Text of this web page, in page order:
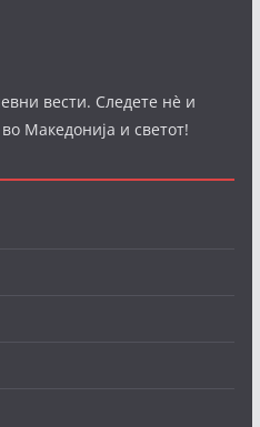
вести. Следете нè и
Македонија и светот!